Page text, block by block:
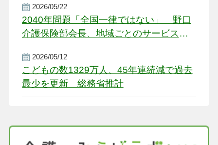
2026/05/22
2040年問題「全国一律ではない」 野口
介護保険部会長、地域ごとのサービス基
盤整備を促す
2026/05/12
こどもの数1329万人、45年連続減で過去
最少を更新 総務省推計